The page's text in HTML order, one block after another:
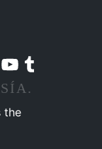
de LinkedIn
de TikTok
Visita nuestro canal de YouTube
Visita nuestra cuenta de Tumblr
the